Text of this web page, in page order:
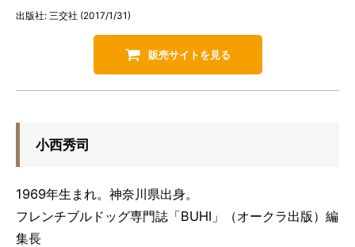
出版社: 三交社 (2017/1/31)
販売サイトを見る
小西秀司
1969年生まれ。神奈川県出身。
フレンチブルドッグ専門誌「BUHI」（オークラ出版）編
集長